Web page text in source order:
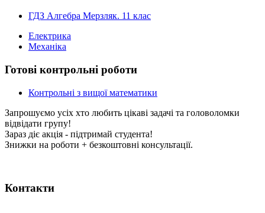
ГДЗ Алгебра Мерзляк. 11 клас
Електрика
Механіка
Готові контрольні роботи
Контрольні з вищої математики
Запрошуємо усіх хто любить цікаві задачі та головоломки
відвідати групу!
Зараз діє акція - підтримай студента!
Знижки на роботи + безкоштовні консультації.
Контакти